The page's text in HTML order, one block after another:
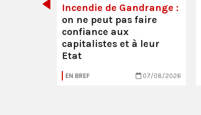
Incendie de Gandrange :
on ne peut pas faire
confiance aux
capitalistes et à leur
Etat
EN BREF 07/08/2026